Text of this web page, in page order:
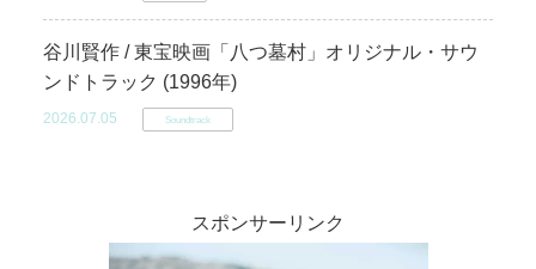
谷川賢作 / 東宝映画「八つ墓村」オリジナル・サウ
ンドトラック (1996年)
2026.07.05 Soundtrack
スポンサーリンク